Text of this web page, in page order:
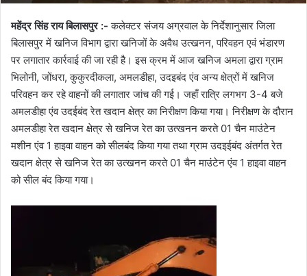
महेंद्र सिंह राय बिलासपुर :- कलेक्टर संजय अग्रवाल के निर्देशानुसार जिला
बिलासपुर में खनिज विभाग द्वारा खनिजों के अवैध उत्खनन, परिवहन एवं भंडारण
पर लगातार कार्रवाई की जा रही है। इस क्रम में आज खनिज अमला द्वारा ग्राम
भिलोनी, जोंधरा, कुकुरदीकला, अमलडीहा, उदइबंद एंव अन्य क्षेत्रों में खनिज
परिवहन कर रहे वाहनों की लगातार जांच की गई। जहाँ रात्रि लगभग 3-4 बजे
अमलडीहा एंव उदईबंद रेत खदान क्षेत्र का निरीक्षण किया गया। निरीक्षण के दौरान
अमलडीहा रेत खदान क्षेत्र से खनिज रेत का उत्खनन करते 01 चैन माउंटेन
मशीन एंव 1 हाइवा वाहन को सीलबंद किया गया तथा ग्राम उदइईबंद अंतर्गत रेत
खदान क्षेत्र से खनिज रेत का उत्खनन करते 01 चैन माउंटेन एंव 1 हाइवा वाहन
को सील बंद किया गया।